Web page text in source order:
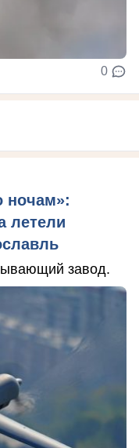
0
ночам»:
летели
завод.